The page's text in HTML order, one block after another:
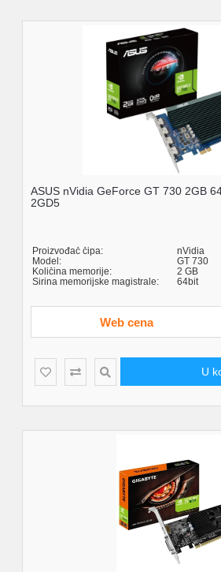
ASUS nVidia GeForce GT 730 2GB
2GD5
Proizvođač čipa:
nVidia
Model:
GT 730
Količina memorije:
2 GB
Širina memorijske magistrale:
64bit
Web cena
U